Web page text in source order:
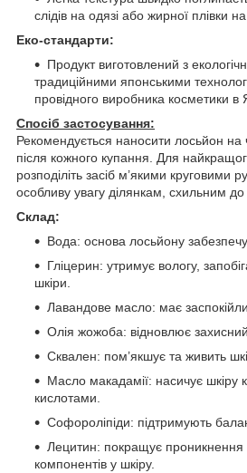
слідів на одязі або жирної плівки на
Еко-стандарти:
Продукт виготовлений з
традиційними японськими
провідного виробника косметики в
Спосіб застосування:
Рекомендується наносити лосьйон на
після кожного купання. Для
розподіліть засіб м’якими круговими
особливу увагу ділянкам, схильним до
Склад:
Вода: основа лосьйону
Гліцерин: утримує вологу,
шкіри.
Лавандове масло: має
Олія жожоба: відновлює захисний
Сквален: пом’якшує та живить
Масло макадамії: насичує
кислотами.
Софороліпіди: підтримують
Лецитин: покращує проникнення
компонентів у шкіру.